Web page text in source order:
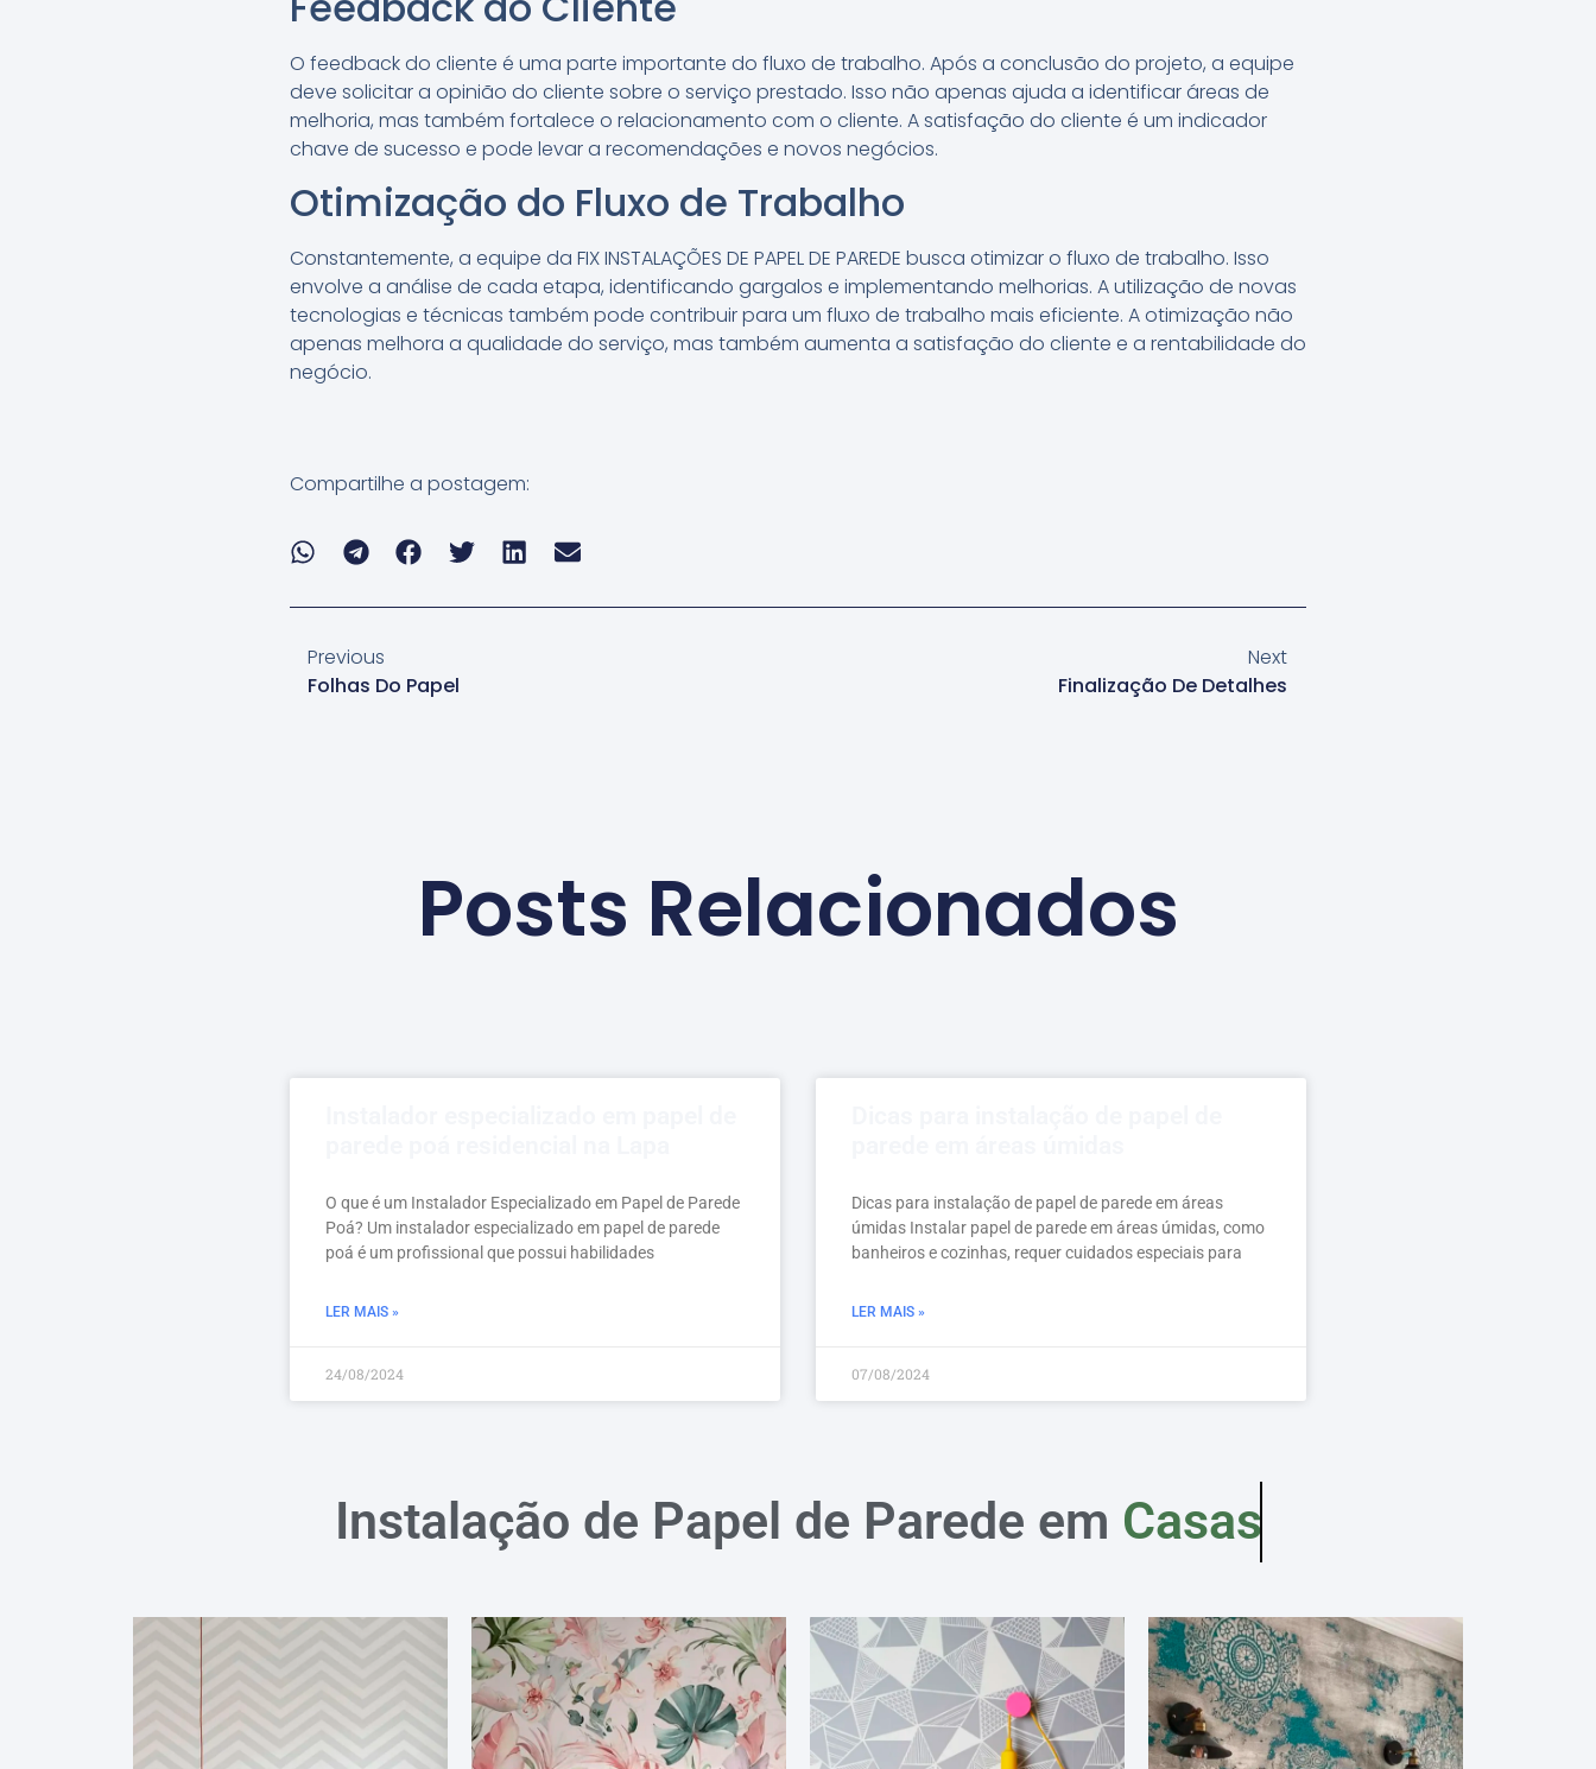
O feedback do cliente é uma parte importante do fluxo de trabalho. Após a conclusão do projeto, a equipe
deve solicitar a opinião do cliente sobre o serviço prestado. Isso não apenas ajuda a identificar áreas de
melhoria, mas também fortalece o relacionamento com o cliente. A satisfação do cliente é um indicador
chave de sucesso e pode levar a recomendações e novos negócios.
Otimização do Fluxo de Trabalho
Constantemente, a equipe da FIX INSTALAÇÕES DE PAPEL DE PAREDE busca otimizar o fluxo de trabalho. Isso
envolve a análise de cada etapa, identificando gargalos e implementando melhorias. A utilização de novas
tecnologias e técnicas também pode contribuir para um fluxo de trabalho mais eficiente. A otimização não
apenas melhora a qualidade do serviço, mas também aumenta a satisfação do cliente e a rentabilidade do
negócio.
Compartilhe a postagem:
Previous
Folhas Do Papel
Next
Finalização De Detalhes
Posts Relacionados
O que é um Instalador Especializado em Papel de Parede
Poá? Um instalador especializado em papel de parede
poá é um profissional que possui habilidades
LER MAIS »
24/08/2024
Dicas para instalação de papel de parede em áreas
úmidas Instalar papel de parede em áreas úmidas, como
banheiros e cozinhas, requer cuidados especiais para
LER MAIS »
07/08/2024
Instalação de Papel de Parede em Casas